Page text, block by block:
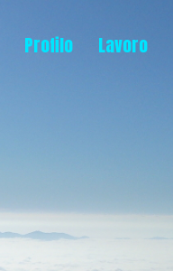
Profilo Lavoro